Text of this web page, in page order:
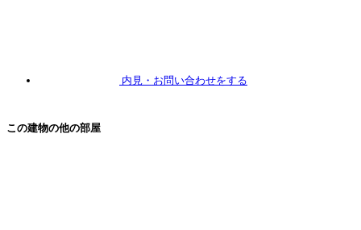
内見 ・お問い合わせをする
この建物の他の部屋